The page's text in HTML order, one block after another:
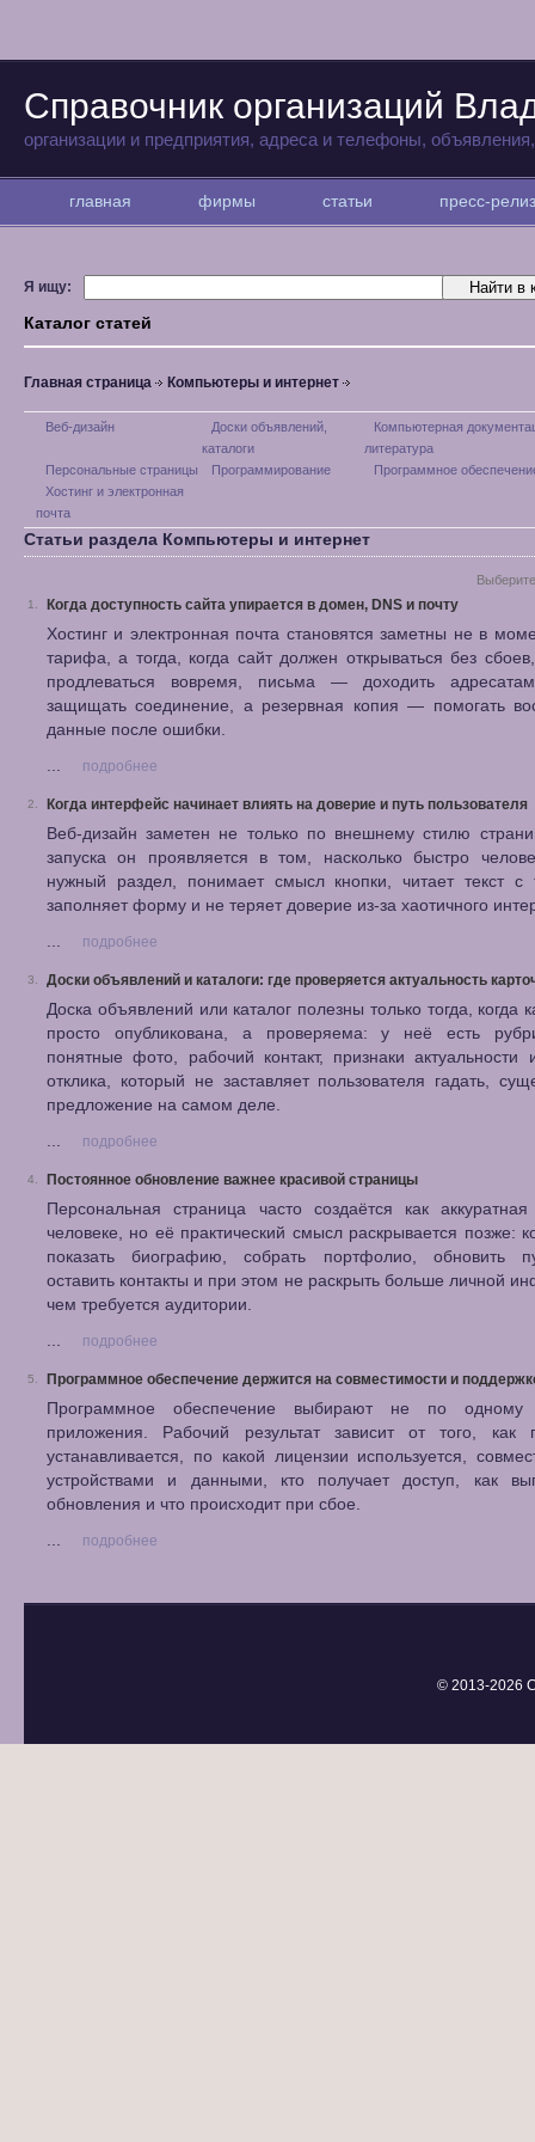
Справочник организаций
организации и предприятия, адреса и телефоны,
главная фирмы статьи пресс-
Я ищу:
Каталог статей
Главная страница Компьютеры и интернет
Веб-дизайн
Доски объявлений,
каталоги
Компьютерная
литература
Персональные страницы
Программирование
Программное
Хостинг и электронная
почта
Статьи раздела Компьютеры и интернет
1. Когда доступность сайта упирается в домен, DNS и почту
Хостинг и электронная почта становятся заметны не в
тарифа, а тогда, когда сайт должен открываться без
продлеваться вовремя, письма — доходить
защищать соединение, а резервная копия — помогать
данные после ошибки.
...
подробнее
2. Когда интерфейс начинает влиять на доверие и путь пользователя
Веб-дизайн заметен не только по внешнему стилю
запуска он проявляется в том, насколько быстро
нужный раздел, понимает смысл кнопки, читает текст с
заполняет форму и не теряет доверие из-за хаотичного
...
подробнее
3. Доски объявлений и каталоги: где проверяется актуальность
Доска объявлений или каталог полезны только тогда, когда
просто опубликована, а проверяема: у неё есть
понятные фото, рабочий контакт, признаки актуальности
отклика, который не заставляет пользователя гадать,
предложение на самом деле.
...
подробнее
4. Постоянное обновление важнее красивой страницы
Персональная страница часто создаётся как
человеке, но её практический смысл раскрывается позже:
показать биографию, собрать портфолио, обновить
оставить контакты и при этом не раскрыть больше личной
чем требуется аудитории.
...
подробнее
5. Программное обеспечение держится на совместимости и
Программное обеспечение выбирают не по одному
приложения. Рабочий результат зависит от того, как
устанавливается, по какой лицензии используется,
устройствами и данными, кто получает доступ, как
обновления и что происходит при сбое.
...
подробнее
© 2013-2026